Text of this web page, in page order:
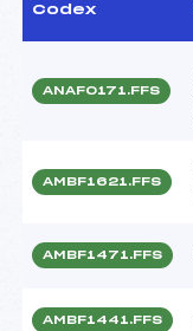
Codex
ANAF0171.FFS
AMBF1621.FFS
AMBF1471.FFS
AMBF1441.FFS